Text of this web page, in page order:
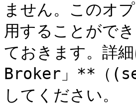
ません。このオ
用することがで
ておきます。詳
Broker」**（
してください。